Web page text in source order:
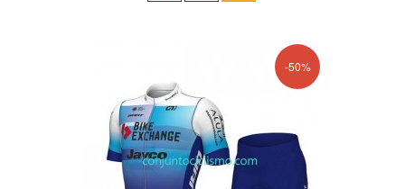
-50%